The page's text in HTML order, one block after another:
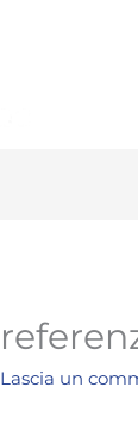
Lascia un